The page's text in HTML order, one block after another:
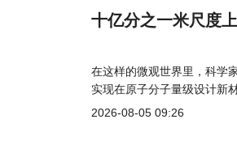
十亿分之一米尺度
在这样的微观世界里，科学
实现在原子分子量级设计新
2026-08-05 09:26